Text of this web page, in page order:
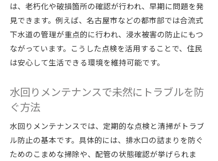
は、老朽化や破損箇所の確認が行われ、早期に問題を発
見できます。例えば、名古屋市などの都市部では合流式
下水道の管理が重点的に行われ、浸水被害の防止にもつ
ながっています。こうした点検を活用することで、住民
は安心して生活できる環境を維持可能です。
水回りメンテナンスで未然にトラブルを防
ぐ方法
水回りメンテナンスでは、定期的な点検と清掃がトラブ
ル防止の基本です。具体的には、排水口の詰まりを防ぐ
ためのこまめな掃除や、配管の状態確認が挙げられま